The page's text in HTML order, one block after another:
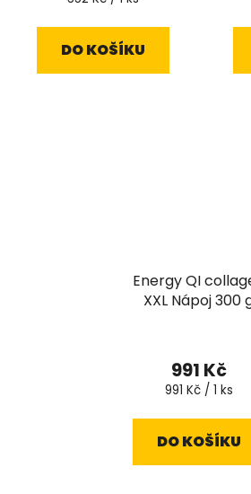
DO KOŠÍKU
Energy QI
XXL Nápoj 300
991 Kč
Měrná
991 Kč / 1 ks
DO KOŠÍKU